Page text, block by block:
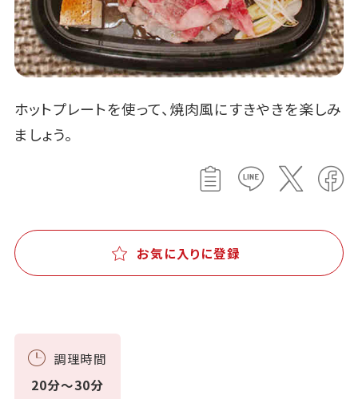
ホットプレートを使って、焼肉風にすきやきを楽しみ
ましょう。
お気に入りに登録
調理時間
20分～30分